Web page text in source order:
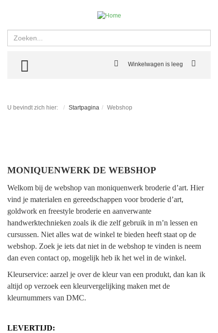
TOGGLE MENUWinkelwagen is leeg
U bevindt zich hier: Startpagina Webshop
MONIQUENWERK DE WEBSHOP
Welkom bij de webshop van moniquenwerk broderie d’art. Hier
vind je materialen en gereedschappen voor broderie d’art,
goldwork en freestyle broderie en aanverwante
handwerktechnieken zoals ik die zelf gebruik in m’n lessen en
cursussen. Niet alles wat de winkel te bieden heeft staat op de
webshop. Zoek je iets dat niet in de webshop te vinden is neem
dan even contact op, mogelijk heb ik het wel in de winkel.
Kleurservice: aarzel je over de kleur van een produkt, dan kan ik
altijd op verzoek een kleurvergelijking maken met de
kleurnummers van DMC.
LEVERTIJD: